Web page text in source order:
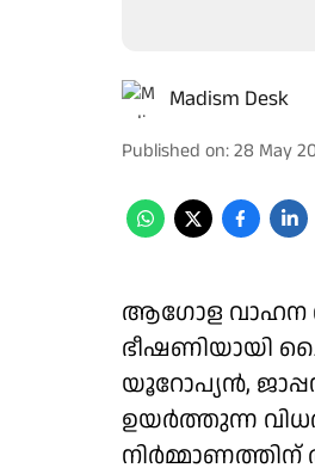
Madism Desk
Published on:28 May
ആഗോള വാഹന
ഭീഷണിയായി
യൂറോപ്യന്‍,
ഉയര്‍ത്തുന്ന